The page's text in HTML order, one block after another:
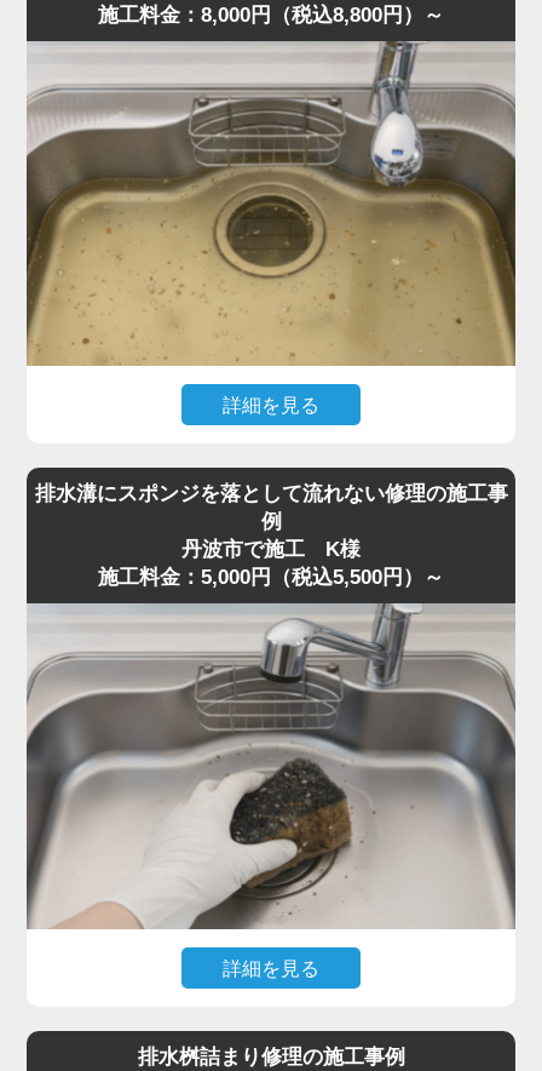
現場を確認すると、粉砕しきれなかった野菜くずが内部に
詰まり、油脂や洗剤カスと固まって硬い塊になっていまし
た。さらに無理に運転を続けたことでモーター負荷が上昇
し、安全装置が作動して停止していた状態です。
専門知識をもとに内部分解を行い、詰まりを丁寧に除去。
排水トラップにも油脂が蓄積していたため、同時にクリー
ニングしました。作業は約40分で完了し動作もスムーズに
復旧しました。
「明朗会計で安心できた」との評価をいただきました。
ディスポーザーの異音・悪臭・排水不良は故障の前兆で
す。このような症状があれば、お早めに水道の達人へご相
談ください。
施工料金：8,000円（税込8,800円）～
詳細を見る
ボゴボ音が出る」とのご相談でした。
訪問し確認すると、S字トラップの内部に米粒・麺類の細
片が残り、油脂と混ざって固着していました。
S字トラップは構造上ゴミが溜まりやすく、一度固まると
空気の抜けが悪くなり、臭気が逆流することがあります。
トラップを分解し内部を洗浄、蛇腹ホースの油膜も除去し
て流路を確保しました。
作業は50分ほどで完了し、「最短即日で対応してくれた」
「明朗会計で助かった」とご満足いただきました。
悪臭・ゴボゴボ音は詰まりの代表的サインです。少しでも
異常を感じたら水道の達人へ早めにご相談ください。
排水溝にスポンジを落として流れない修理の施工事
例
丹波市で施工 K様
施工料金：5,000円（税込5,500円）～
詳細を見る
水が流れなくなったとのご相談。
排水桝詰まり修理の施工事例